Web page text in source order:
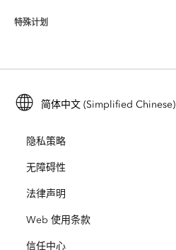
Esri Store
Esri 年轻专家关系网
位置智能
培训
ArcUser
ArcNews
ArcWatch
关于 Esri
招贤纳士
开放视野
业务行为准则
特殊计划
ArcGIS for Student Use
保护
教育
简体中文 (Simplified Chinese)
隐私策略
无障碍性
法律声明
Web 使用条款
信任中心